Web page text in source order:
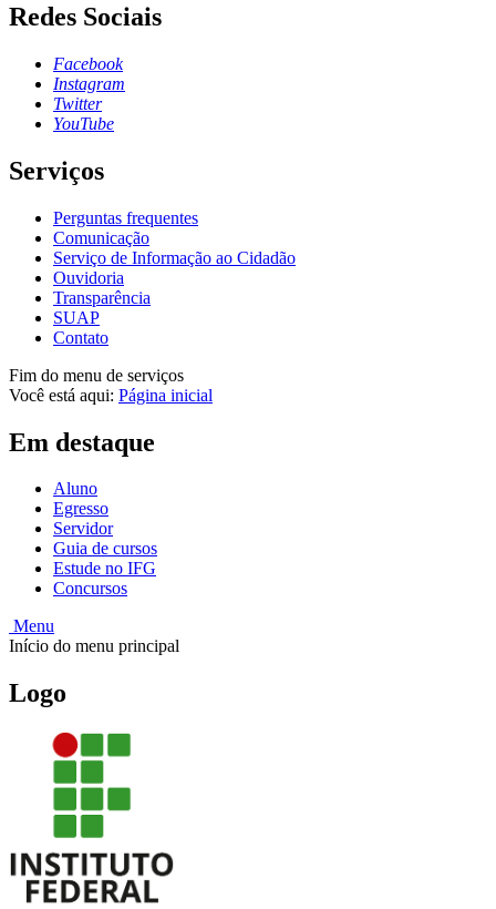
Redes Sociais
Facebook
Instagram
Twitter
YouTube
Serviços
Perguntas frequentes
Comunicação
Serviço de Informação ao Cidadão
Ouvidoria
Transparência
SUAP
Contato
Fim do menu de serviços
Você está aqui: Página inicial
Em destaque
Aluno
Egresso
Servidor
Guia de cursos
Estude no IFG
Concursos
Menu
Início do menu principal
Logo